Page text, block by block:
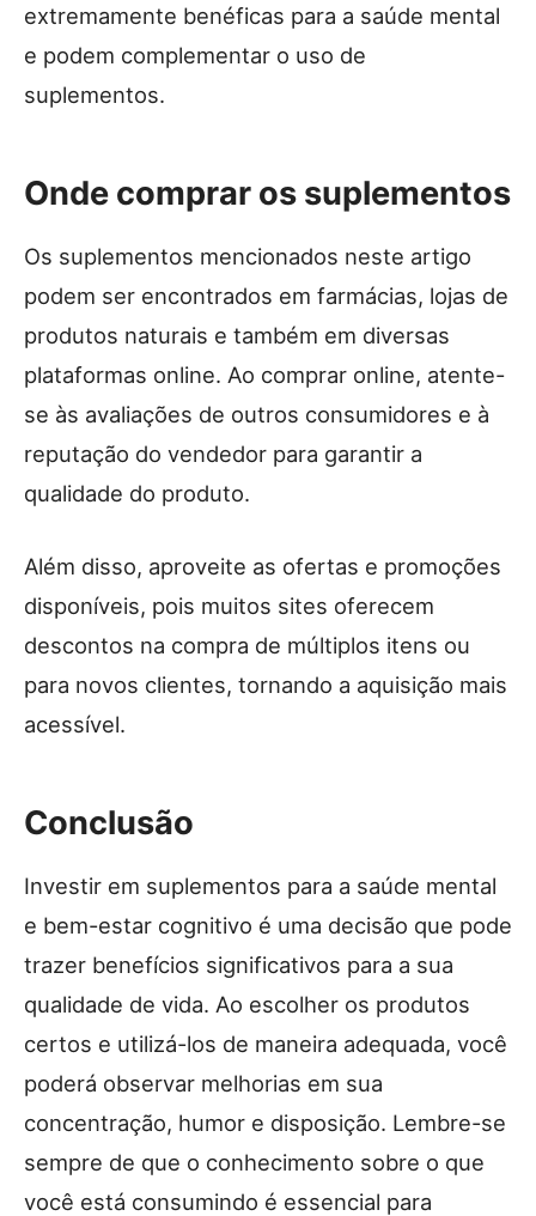
extremamente benéficas para a saúde mental
e podem complementar o uso de
suplementos.
Onde comprar os suplementos
Os suplementos mencionados neste artigo
podem ser encontrados em farmácias, lojas de
produtos naturais e também em diversas
plataformas online. Ao comprar online, atente-
se às avaliações de outros consumidores e à
reputação do vendedor para garantir a
qualidade do produto.
Além disso, aproveite as ofertas e promoções
disponíveis, pois muitos sites oferecem
descontos na compra de múltiplos itens ou
para novos clientes, tornando a aquisição mais
acessível.
Conclusão
Investir em suplementos para a saúde mental
e bem-estar cognitivo é uma decisão que pode
trazer benefícios significativos para a sua
qualidade de vida. Ao escolher os produtos
certos e utilizá-los de maneira adequada, você
poderá observar melhorias em sua
concentração, humor e disposição. Lembre-se
sempre de que o conhecimento sobre o que
você está consumindo é essencial para